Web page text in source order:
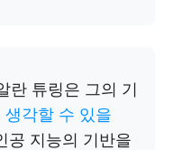
란 튜링은 그의 기
생각할 수 있을
공 지능의 기반을